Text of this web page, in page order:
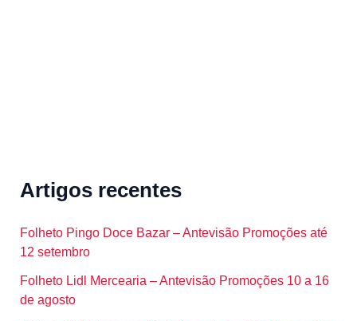
Artigos recentes
Folheto Pingo Doce Bazar – Antevisão Promoções até
12 setembro
Folheto Lidl Mercearia – Antevisão Promoções 10 a 16
de agosto